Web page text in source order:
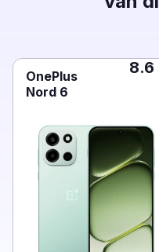
OnePlus
Nord 6
8.6